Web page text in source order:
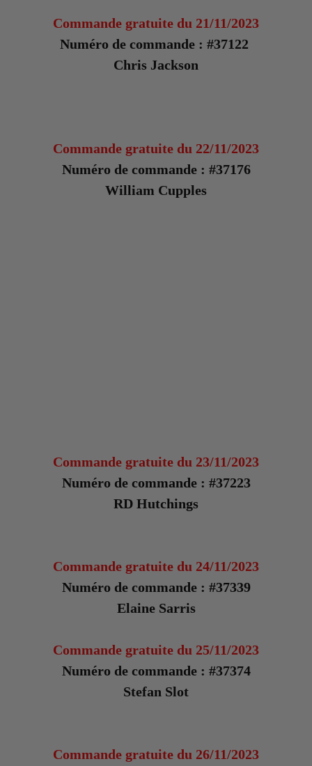
Commande gratuite du 21/11/2023
Numéro de commande : #37122
Chris Jackson
Commande gratuite du 22/11/2023
Numéro de commande : #37176
William Cupples
Commande gratuite du 23/11/2023
Numéro de commande : #37223
RD Hutchings
Commande gratuite du 24/11/2023
Numéro de commande : #37339
Elaine Sarris
Commande gratuite du 25/11/2023
Numéro de commande : #37374
Stefan Slot
Commande gratuite du 26/11/2023